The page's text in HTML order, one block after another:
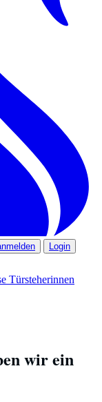
Login
Türsteherinnen
wir ein